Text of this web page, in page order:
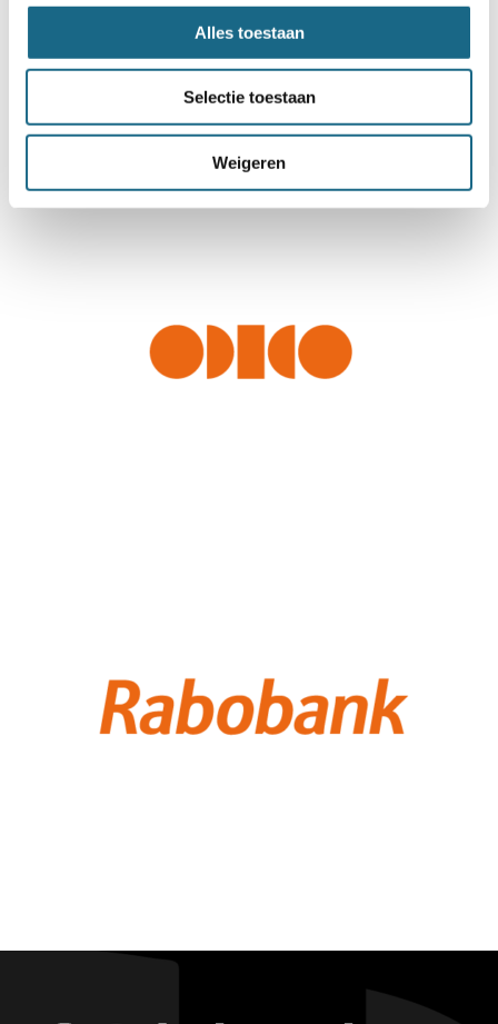
Alles toestaan
Selectie toestaan
Weigeren